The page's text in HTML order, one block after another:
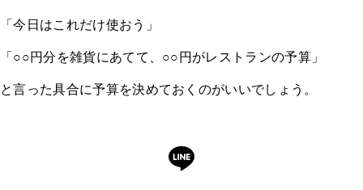
「今日はこれだけ使おう」
「○○円分を雑貨にあてて、○○円がレストランの予算」
と言った具合に予算を決めておくのがいいでしょう。